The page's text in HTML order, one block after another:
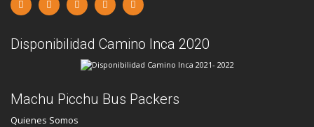
Disponibilidad Camino Inca 2020
Machu Picchu Bus Packers
Quienes Somos